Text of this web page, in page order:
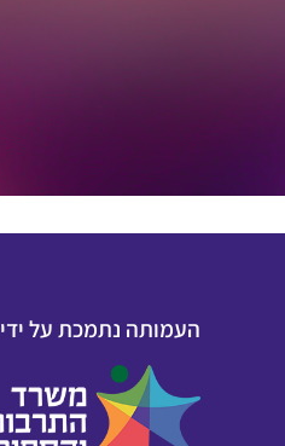
העמותה נתמכת על ידי